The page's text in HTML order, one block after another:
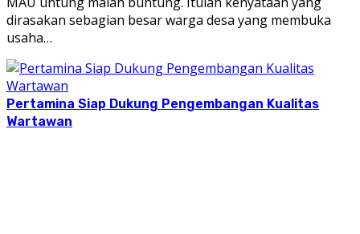
dirasakan sebagian besar warga desa yang membuka
usaha…
Pertamina Siap Dukung Pengembangan Kualitas
Wartawan